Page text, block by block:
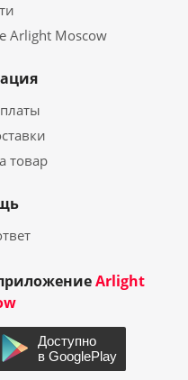
Arlight Moscow
товар
Arlight